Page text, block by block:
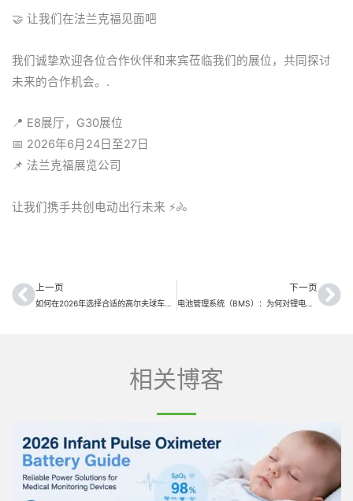
🤝 让我们在法兰克福见面吧
我们诚挚欢迎各位合作伙伴和来宾莅临我们的展位，共同探讨
未来的合作机会。.
📍 E8展厅，G30展位
📅 2026年6月24日至27日
📌 法兰克福展览公司
让我们携手共创电动出行未来 ⚡🚴
上一页
上一页
如何在2026年选择合适的高尔夫球车电池制造商：采购指南
下一页
电池管理系统（BMS）：为何对锂电池的安全性和性能至关重要 下
相关博客